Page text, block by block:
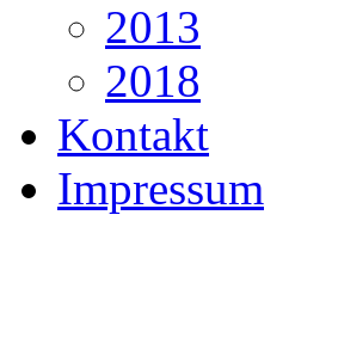
2013
2018
Kontakt
Impressum